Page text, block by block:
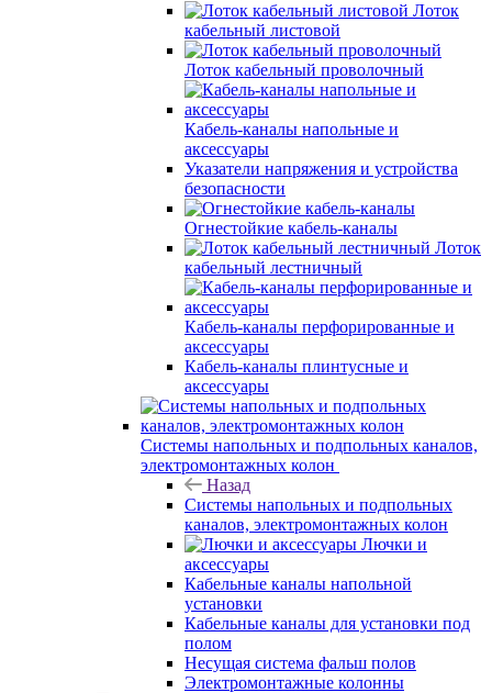
Лоток
кабельный листовой
Лоток кабельный проволочный
Кабель-каналы напольные и
аксессуары
Указатели напряжения и устройства
безопасности
Огнестойкие кабель-каналы
Лоток
кабельный лестничный
Кабель-каналы перфорированные и
аксессуары
Кабель-каналы плинтусные и
аксессуары
Системы напольных и подпольных каналов,
электромонтажных колон
Назад
Системы напольных и подпольных
каналов, электромонтажных колон
Лючки и
аксессуары
Кабельные каналы напольной
установки
Кабельные каналы для установки под
полом
Несущая система фальш полов
Электромонтажные колонны